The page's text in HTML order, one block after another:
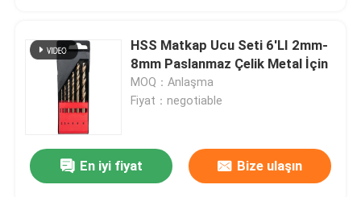
HSS Matkap Uçları
Duvarcılık Matkap Ucu
HSS Matkap Ucu Seti 6'LI 2mm-
8mm Paslanmaz Çelik Metal İçin
MOQ：Anlaşma
Fiyat：negotiable
En iyi fiyat Bize ulaşın